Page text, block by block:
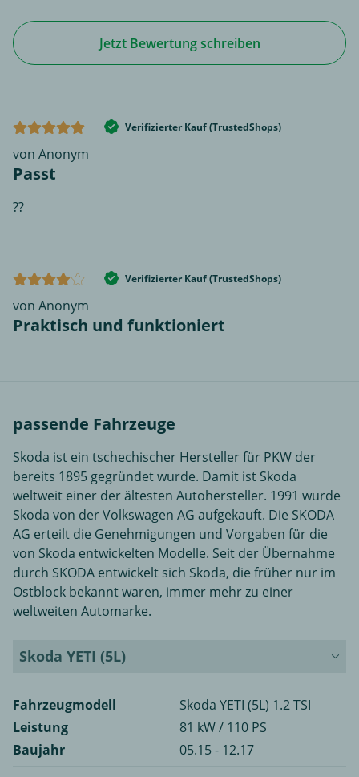
Jetzt Bewertung schreiben
Verifizierter Kauf (TrustedShops)
von Anonym
Passt
??
Verifizierter Kauf (TrustedShops)
von Anonym
Praktisch und funktioniert
passende Fahrzeuge
Skoda ist ein tschechischer Hersteller für PKW der
bereits 1895 gegründet wurde. Damit ist Skoda
weltweit einer der ältesten Autohersteller. 1991 wurde
Skoda von der Volkswagen AG aufgekauft. Die SKODA
AG erteilt die Genehmigungen und Vorgaben für die
von Skoda entwickelten Modelle. Seit der Übernahme
durch SKODA entwickelt sich Skoda, die früher nur im
Ostblock bekannt waren, immer mehr zu einer
weltweiten Automarke.
Skoda YETI (5L)
Fahrzeugmodell
Skoda YETI (5L) 1.2 TSI
Leistung
81 kW / 110 PS
Baujahr
05.15 - 12.17